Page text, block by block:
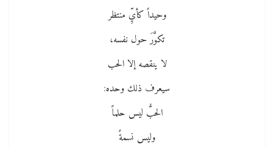
وحيداً كأيِّ منتظر
تكوَّرَ حول نفسه،
لا ينقصه إلا الحب
سيعرف ذلك وحده:
الحبُّ ليس حلماً
وليس نسمةً